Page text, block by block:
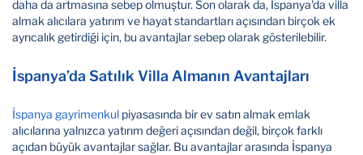
daha da artmasına sebep olmuştur. Son olarak da, İspanya'da villa
almak alıcılara yatırım ve hayat standartları açısından birçok ek
ayrıcalık getirdiği için, bu avantajlar sebep olarak gösterilebilir.
İspanya’da Satılık Villa Almanın Avantajları
İspanya gayrimenkul piyasasında bir ev satın almak emlak
alıcılarına yalnızca yatırım değeri açısından değil, birçok farklı
açıdan büyük avantajlar sağlar. Bu avantajlar arasında İspanya